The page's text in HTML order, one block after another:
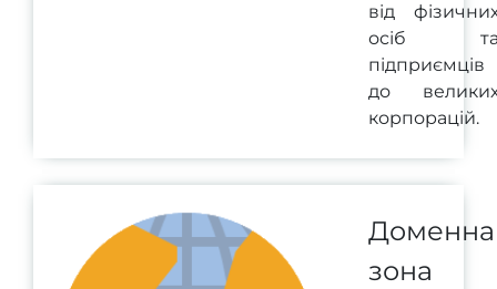
від
осіб
підприємців
до
корпорацій.
Доменна
зона